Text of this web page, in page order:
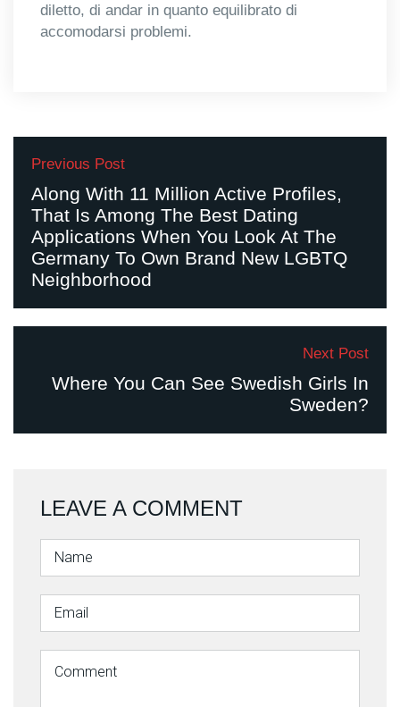
diletto, di andar in quanto equilibrato di
accomodarsi problemi.
Previous Post
Along With 11 Million Active Profiles,
That Is Among The Best Dating
Applications When You Look At The
Germany To Own Brand New LGBTQ
Neighborhood
Next Post
Where You Can See Swedish Girls In
Sweden?
LEAVE A COMMENT